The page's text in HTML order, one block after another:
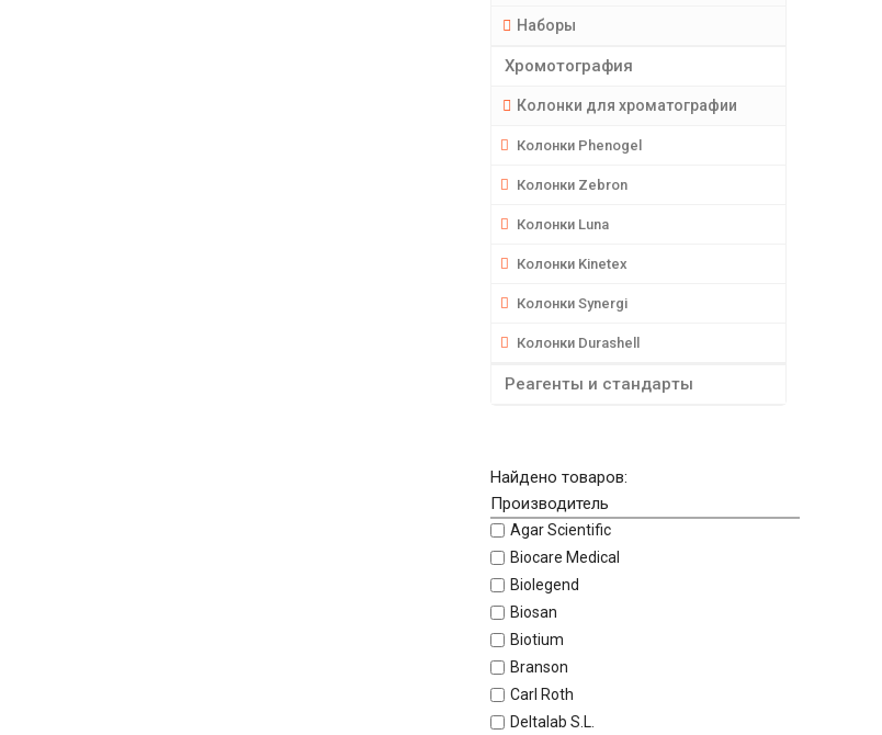
Наборы
Хромотография
Колонки для хроматографии
Колонки Phenogel
Колонки Zebron
Колонки Luna
Колонки Kinetex
Колонки Synergi
Колонки Durashell
Реагенты и стандарты
Найдено товаров:
Производитель
Agar Scientific
Biocare Medical
Biolegend
Biosan
Biotium
Branson
Carl Roth
Deltalab S.L.